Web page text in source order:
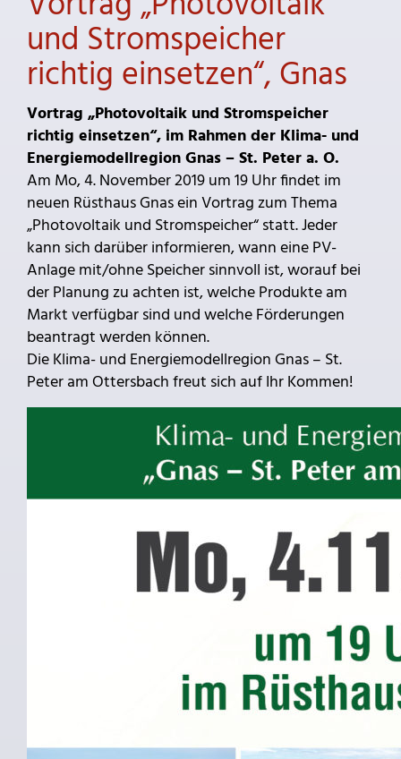
und Stromspeicher
richtig einsetzen“, Gnas
Vortrag „Photovoltaik und Stromspeicher
richtig einsetzen“, im Rahmen der Klima- und
Energiemodellregion Gnas – St. Peter a. O.
Am Mo, 4. November 2019 um 19 Uhr findet im
neuen Rüsthaus Gnas ein Vortrag zum Thema
„Photovoltaik und Stromspeicher“ statt. Jeder
kann sich darüber informieren, wann eine PV-
Anlage mit/ohne Speicher sinnvoll ist, worauf bei
der Planung zu achten ist, welche Produkte am
Markt verfügbar sind und welche Förderungen
beantragt werden können.
Die Klima- und Energiemodellregion Gnas – St.
Peter am Ottersbach freut sich auf Ihr Kommen!